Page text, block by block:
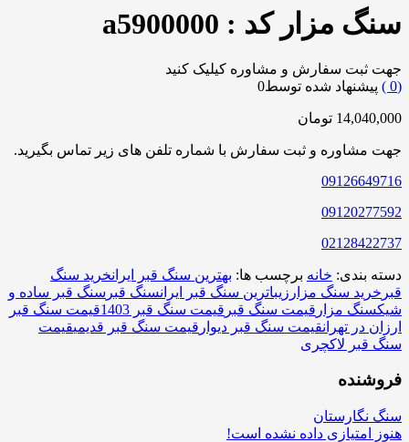
سنگ مزار کد : a5900000
جهت ثبت سفارش و مشاوره کیلیک کنید
0
) پیشنهاد شده توسط0
14,040,000 تومان
جهت مشاوره و ثبت سفارش با شماره تلفن های زیر تماس بگیرید.
09126649716
09120277592
02128422737
دسته بندی: خانه برچسب ها: بهترین سنگ قبر ایرانخرید سنگ
قبر خرید سنگ مزار زیباترین سنگ قبر ایرانسنگ قبر سنگ قبر ساده و
شیکسنگ مزار قیمت سنگ قبر قیمت سنگ قبر 1403
قیمت سنگ قبر
ارزان در تهرانقیمت سنگ قبر دیوار قیمت سنگ قبر قدیمیقیمت
سنگ قبر لاکچری
فروشنده
سنگ نگارستان
هنوز امتیازی داده نشده است!